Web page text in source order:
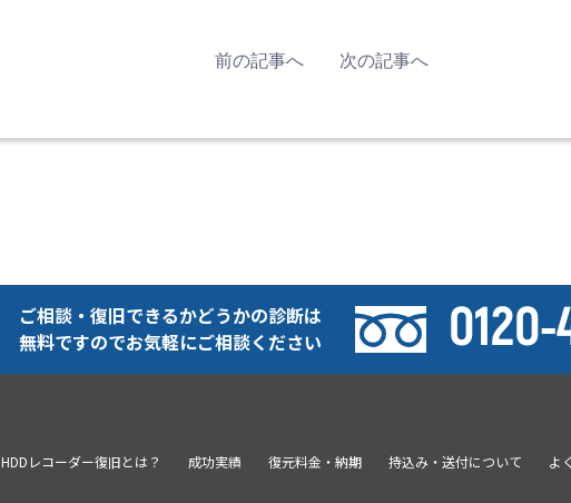
前の記事へ 次の記事へ
ご相談・復旧できるかどうかの診断は
無料ですのでお気軽にご相談ください
HDDレコーダー復旧とは？ 成功実績 復元料金・納期 持込み・送付について よ